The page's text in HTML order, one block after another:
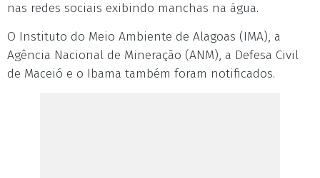
nas redes sociais exibindo manchas na água.
O Instituto do Meio Ambiente de Alagoas (IMA), a
Agência Nacional de Mineração (ANM), a Defesa Civil
de Maceió e o Ibama também foram notificados.